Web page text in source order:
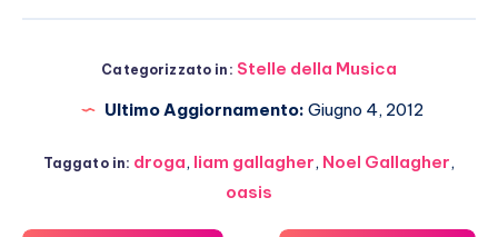
Categorizzato in: Stelle della Musica
Ultimo Aggiornamento: Giugno 4, 2012
Taggato in: droga, liam gallagher, Noel Gallagher,
oasis